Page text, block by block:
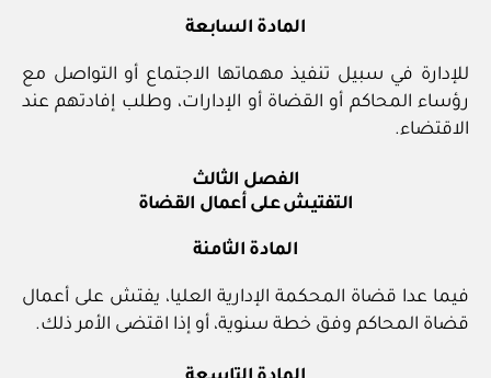
المادة السابعة
للإدارة في سبيل تنفيذ مهماتها الاجتماع أو التواصل مع
رؤساء المحاكم أو القضاة أو الإدارات، وطلب إفادتهم عند
الاقتضاء.
الفصل الثالث
التفتيش على أعمال القضاة
المادة الثامنة
فيما عدا قضاة المحكمة الإدارية العليا، يفتش على أعمال
قضاة المحاكم وفق خطة سنوية، أو إذا اقتضى الأمر ذلك.